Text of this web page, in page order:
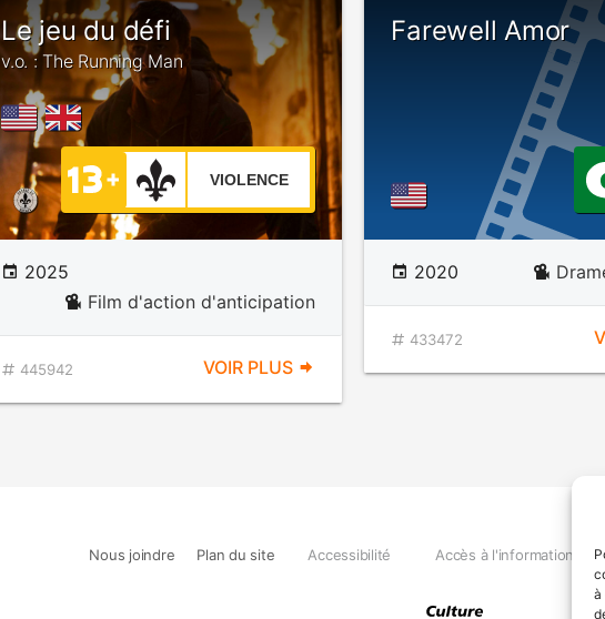
à
Le jeu du défi
v.o. : The Running Man
VIOLENCE
2025
Film d'action d'anticipation
445942 VOIR PLUS
Farewell Amor
2020
433472
Nous joindre Plan du site Accessibilité Accès à l'information